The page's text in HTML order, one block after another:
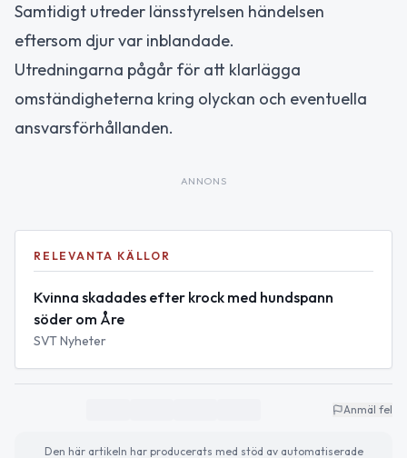
Samtidigt utreder länsstyrelsen händelsen
eftersom djur var inblandade.
Utredningarna pågår för att klarlägga
omständigheterna kring olyckan och eventuella
ansvarsförhållanden.
ANNONS
RELEVANTA KÄLLOR
Kvinna skadades efter krock med hundspann
söder om Åre
SVT Nyheter
Anmäl fel
Den här artikeln har producerats med stöd av automatiserade